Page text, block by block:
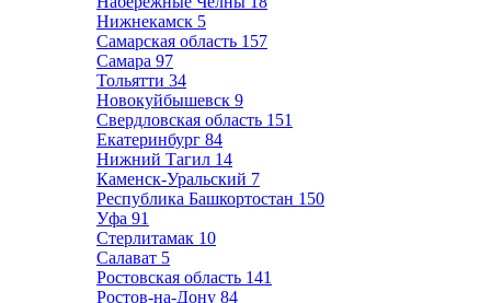
Нижнекамск 5
Самарская область 157
Самара 97
Тольятти 34
Новокуйбышевск 9
Свердловская область 151
Екатеринбург 84
Нижний Тагил 14
Каменск-Уральский 7
Республика Башкортостан 150
Уфа 91
Стерлитамак 10
Салават 5
Ростовская область 141
Ростов-на-Дону 84